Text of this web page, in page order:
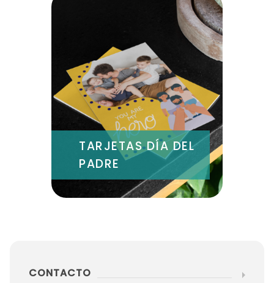
TARJETAS DÍA DEL
PADRE
CONTACTO